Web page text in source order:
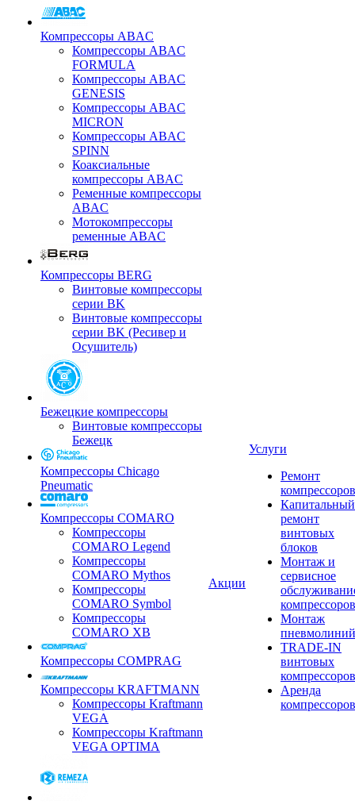
Компрессоры ABAC
Компрессоры ABAC
FORMULA
Компрессоры ABAC
GENESIS
Компрессоры ABAC
MICRON
Компрессоры ABAC
SPINN
Коаксиальные
компрессоры ABAC
Ременные компрессоры
ABAC
Мотокомпрессоры
ременные ABAC
Компрессоры BERG
Винтовые компрессоры
серии BK
Винтовые компрессоры
серии BK (Ресивер и
Осушитель)
Бежецкие компрессоры
Винтовые компрессоры
Бежецк
Компрессоры Chicago
Pneumatic
Компрессоры COMARO
Компрессоры
COMARO Legend
Компрессоры
COMARO Mythos
Компрессоры
COMARO Symbol
Компрессоры
COMARO XB
Компрессоры COMPRAG
Компрессоры KRAFTMANN
Компрессоры Kraftmann
VEGA
Компрессоры Kraftmann
VEGA OPTIMA
Акции
Услуги
Ремонт
компрессоров
Капитальный
ремонт
винтовых
блоков
Монтаж и
сервисное
компрессоров
Монтаж
пневмолиний
TRADE-IN
винтовых
компрессоров
Аренда
компрессоров